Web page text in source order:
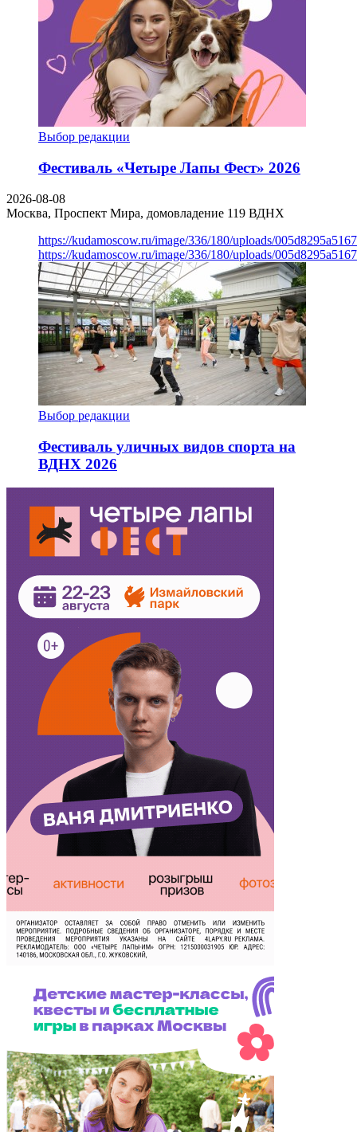
Выбор редакции
Фестиваль «Четыре Лапы Фест» 2026
2026-08-08
Москва, Проспект Мира, домовладение 119 ВДНХ
https://kudamoscow.ru/image/336/180/uploads/
https://kudamoscow.ru/image/336/180/uploads/
Выбор редакции
Фестиваль уличных видов спорта на
ВДНХ 2026